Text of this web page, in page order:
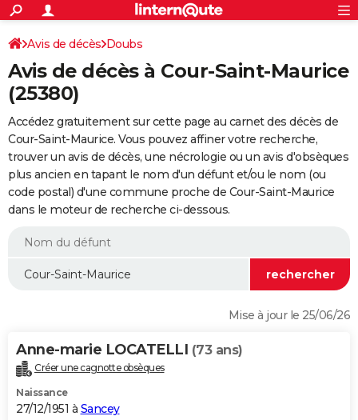
ACTUALITÉS
Politique
Société
Faits Divers
Education
Monde
Villes
+
SPORT
Coupe du monde 2026
Football
Tennis
Cyclisme
Rugby
Forum
FINANCE
Retraite
Impôts
Epargne
Immobilier
Risques naturels par ville
Banque
Assurance
Crédit
Essais
Réserver un essai
Citadines
Berlines
SUV
Forum auto
+
HIGH-TECH
Mobiles
Meilleur smartphone
Internet
Ordinateurs
Jeux vidéo
Guide high-tech
+
BRICOLAGE
Forum
Aménagement intérieur
Extérieur
Cuisine
Salle de bains
Jardinage
Rangement
WEEK-END
Guides de France
Escapades
Patrimoine
Expositions
Musées
Week-end nature
LIFESTYLE
Alimentation
Guide de la santé
Maladies
Médicaments
Sommeil
VOYAGE
Destinations
City break
Voyage nature
Voyage de noces
Forum
Climat
+PHOTO
GUIDES D'ACHAT
Avis de décès Doubs
Avis de décès à Cour-Saint-Maurice
(25380)
Accédez gratuitement sur cette page au carnet des décès de
Cour-Saint-Maurice. Vous pouvez affiner votre recherche,
trouver un avis de décès, une nécrologie ou un avis d'obsèques
plus ancien en tapant le nom d'un défunt et/ou le nom (ou
code postal) d'une commune proche de Cour-Saint-Maurice
dans le moteur de recherche ci-dessous.
Mise à jour le 25/06/26
Anne-marie LOCATELLI (73 ans)
Créer une cagnotte obsèques
Naissance
27/12/1951 à Sancey